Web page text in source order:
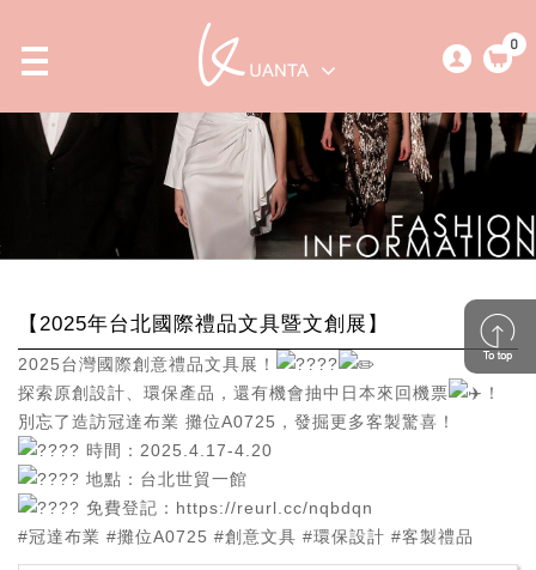
0
【2025年台北國際禮品文具暨文創展】
2025台灣國際創意禮品文具展！
探索原創設計、環保產品，還有機會抽中日本來回機票
！
別忘了造訪冠達布業 攤位A0725，發掘更多客製驚喜！
時間：2025.4.17-4.20
地點：台北世貿一館
免費登記： https://reurl.cc/nqbdqn
#冠達布業 #攤位A0725 #創意文具 #環保設計 #客製禮品